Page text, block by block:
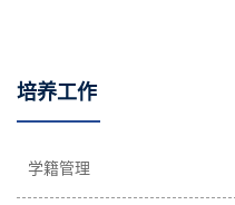
培养工作
学籍管理